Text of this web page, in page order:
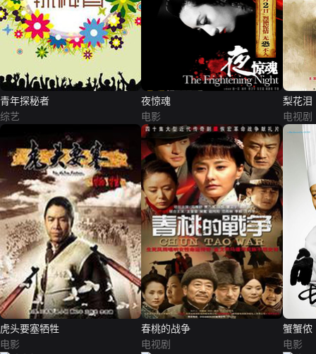
青年探秘者
综艺
夜惊魂
电影
梨花泪
电视剧
虎头要塞牺牲
电影
春桃的战争
电视剧
蟹蟹侬
电影